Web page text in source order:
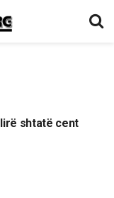
shtatë cent